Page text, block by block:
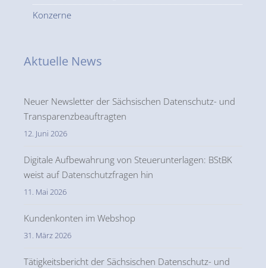
Konzerne
Aktuelle News
Neuer Newsletter der Sächsischen Datenschutz- und
Transparenzbeauftragten
12. Juni 2026
Digitale Aufbewahrung von Steuerunterlagen: BStBK
weist auf Datenschutzfragen hin
11. Mai 2026
Kundenkonten im Webshop
31. März 2026
Tätigkeitsbericht der Sächsischen Datenschutz- und